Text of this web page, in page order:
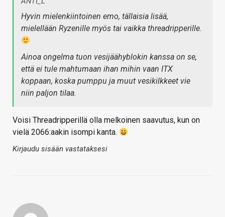
Hyvin mielenkiintoinen emo, tällaisia lisää,
mielellään Ryzenille myös tai vaikka threadripperille.
Ainoa ongelma tuon vesijäähyblokin kanssa on se,
että ei tule mahtumaan ihan mihin vaan ITX
koppaan, koska pumppu ja muut vesikilkkeet vie
niin paljon tilaa.
Voisi Threadripperillä olla melkoinen saavutus, kun on
vielä 2066:aakin isompi kanta.
Kirjaudu sisään vastataksesi